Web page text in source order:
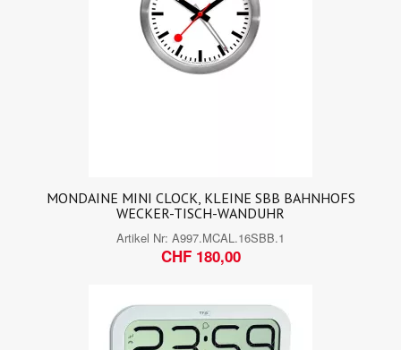
MONDAINE MINI CLOCK, KLEINE SBB BAHNHOFS
WECKER-TISCH-WANDUHR
Artikel Nr: A997.MCAL.16SBB.1
CHF 180,00